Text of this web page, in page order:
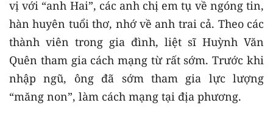
vị với “anh Hai”, các anh chị em tụ về ngóng tin,
hàn huyên tuổi thơ, nhớ về anh trai cả. Theo các
thành viên trong gia đình, liệt sĩ Huỳnh Văn
Quên tham gia cách mạng từ rất sớm. Trước khi
nhập ngũ, ông đã sớm tham gia lực lượng
“măng non”, làm cách mạng tại địa phương.